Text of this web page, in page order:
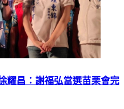
昌：謝福弘當選苗栗會完